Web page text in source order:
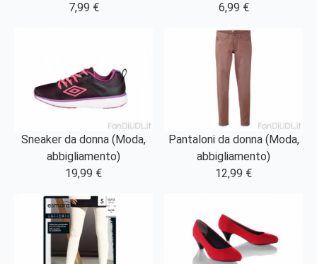
7,99 €
6,99 €
Sneaker da donna (Moda,
abbigliamento)
19,99 €
Pantaloni da donna (Moda,
abbigliamento)
12,99 €